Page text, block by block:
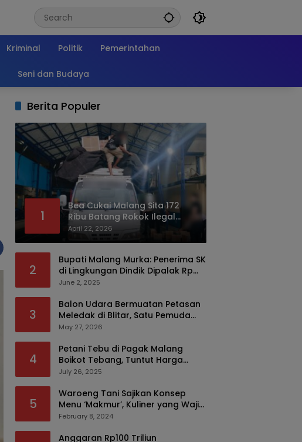
Kriminal Politik Pemerintahan
Seni dan Budaya
Berita Populer
1
Bea Cukai Malang Sita 172
Ribu Batang Rokok Ilegal
Bermodus Kemasan Sabun
April 22, 2026
2
Bupati Malang Murka: Penerima SK
di Lingkungan Dindik Dipalak Rp
150 Ribu Pakai Modus Tumpengan,
June 2, 2025
3
Balon Udara Bermuatan Petasan
Meledak di Blitar, Satu Pemuda
Tewas dan Dua Anak Luka Serius
May 27, 2026
4
Petani Tebu di Pagak Malang
Boikot Tebang, Tuntut Harga
yang Layak
July 26, 2025
5
Waroeng Tani Sajikan Konsep
Menu ‘Makmur’, Kuliner yang Wajib
Dikunjungi di Malang
February 8, 2024
Anggaran Rp100 Triliun